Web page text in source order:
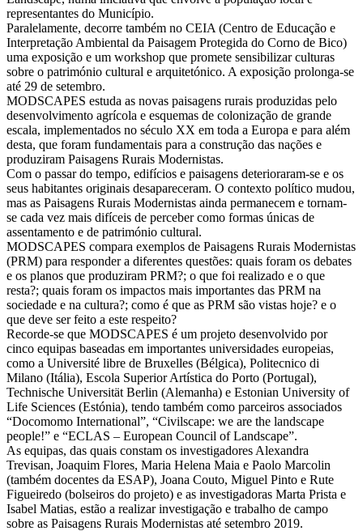
representantes do Município.
Paralelamente, decorre também no CEIA (Centro de Educação e
Interpretação Ambiental da Paisagem Protegida do Corno de Bico)
uma exposição e um workshop que promete sensibilizar culturas
sobre o património cultural e arquitetónico. A exposição prolonga-se
até 29 de setembro.
MODSCAPES estuda as novas paisagens rurais produzidas pelo
desenvolvimento agrícola e esquemas de colonização de grande
escala, implementados no século XX em toda a Europa e para além
desta, que foram fundamentais para a construção das nações e
produziram Paisagens Rurais Modernistas.
Com o passar do tempo, edifícios e paisagens deterioraram-se e os
seus habitantes originais desapareceram. O contexto político mudou,
mas as Paisagens Rurais Modernistas ainda permanecem e tornam-
se cada vez mais difíceis de perceber como formas únicas de
assentamento e de património cultural.
MODSCAPES compara exemplos de Paisagens Rurais Modernistas
(PRM) para responder a diferentes questões: quais foram os debates
e os planos que produziram PRM?; o que foi realizado e o que
resta?; quais foram os impactos mais importantes das PRM na
sociedade e na cultura?; como é que as PRM são vistas hoje? e o
que deve ser feito a este respeito?
Recorde-se que MODSCAPES é um projeto desenvolvido por
cinco equipas baseadas em importantes universidades europeias,
como a Université libre de Bruxelles (Bélgica), Politecnico di
Milano (Itália), Escola Superior Artística do Porto (Portugal),
Technische Universität Berlin (Alemanha) e Estonian University of
Life Sciences (Estónia), tendo também como parceiros associados
“Docomomo International”, “Civilscape: we are the landscape
people!” e “ECLAS – European Council of Landscape”.
As equipas, das quais constam os investigadores Alexandra
Trevisan, Joaquim Flores, Maria Helena Maia e Paolo Marcolin
(também docentes da ESAP), Joana Couto, Miguel Pinto e Rute
Figueiredo (bolseiros do projeto) e as investigadoras Marta Prista e
Isabel Matias, estão a realizar investigação e trabalho de campo
sobre as Paisagens Rurais Modernistas até setembro 2019.